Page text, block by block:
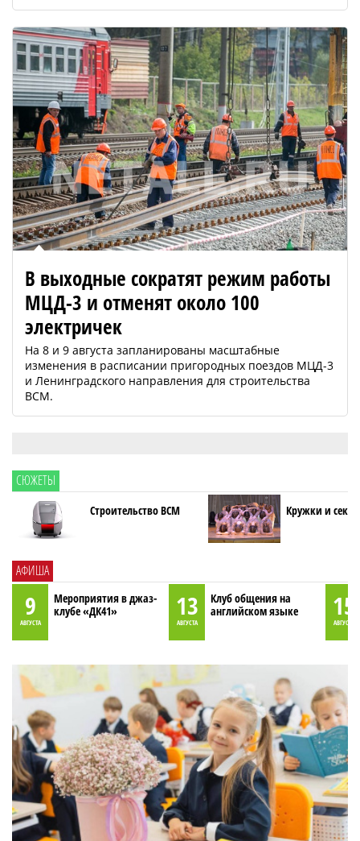
В выходные сократят режим работы
МЦД-3 и отменят около 100
электричек
На 8 и 9 августа запланированы масштабные
изменения в расписании пригородных поездов МЦД-3
и Ленинградского направления для строительства
ВСМ.
СЮЖЕТЫ
Строительство ВСМ Кружки и
АФИША
9
АВГУСТА
Мероприятия в джаз-
клубе «ДК41»
13
АВГУСТА
Клуб общения на
английском языке
15
АВГУСТА